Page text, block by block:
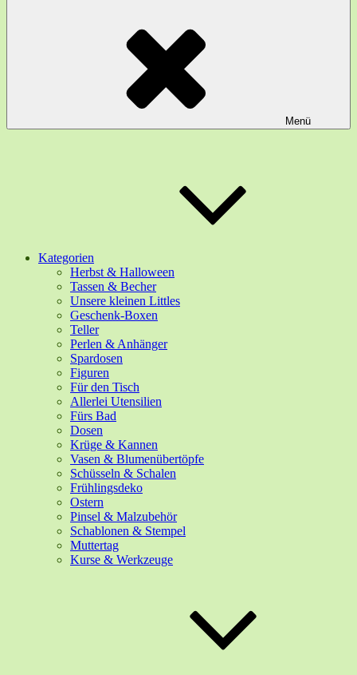
Menü
Kategorien
Herbst & Halloween
Tassen & Becher
Unsere kleinen Littles
Geschenk-Boxen
Teller
Perlen & Anhänger
Spardosen
Figuren
Für den Tisch
Allerlei Utensilien
Fürs Bad
Dosen
Krüge & Kannen
Vasen & Blumenübertöpfe
Schüsseln & Schalen
Frühlingsdeko
Ostern
Pinsel & Malzubehör
Schablonen & Stempel
Muttertag
Kurse & Werkzeuge